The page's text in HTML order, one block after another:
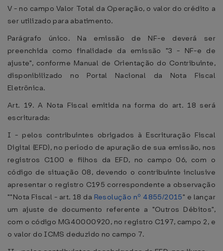
V - no campo Valor Total da Operação, o valor do crédito a
ser utilizado para abatimento.
Parágrafo único. Na emissão de NF-e deverá ser
preenchida como finalidade da emissão "3 - NF-e de
ajuste", conforme Manual de Orientação do Contribuinte,
disponibilizado no Portal Nacional da Nota Fiscal
Eletrônica.
Art. 19. A Nota Fiscal emitida na forma do art. 18 será
escriturada:
I - pelos contribuintes obrigados à Escrituração Fiscal
Digital (EFD), no período de apuração de sua emissão, nos
registros C100 e filhos da EFD, no campo 06, com o
código de situação 08, devendo o contribuinte inclusive
apresentar o registro C195 correspondente a observação
""Nota Fiscal - art. 18 da Resolução nº 4855/2015" e lançar
um ajuste de documento referente a "Outros Débitos",
com o código MG40000920, no registro C197, campo 2, e
o valor do ICMS deduzido no campo 7.